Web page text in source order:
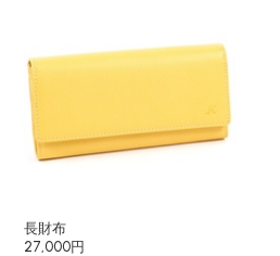
長財布
27,000円